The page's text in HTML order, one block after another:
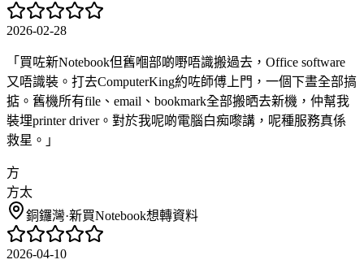
2026-02-28
「 買咗新Notebook但舊嗰部啲嘢唔識搬過去，Office software
又唔識裝。打去ComputerKing約咗師傅上門，一個下晝全部搞
掂。舊機所有file、email、bookmark全部搬晒去新機，仲幫我
裝埋printer driver。對於我呢啲電腦白痴嚟講，呢種服務真係
救星。 」
方
方太
銅鑼灣·新買Notebook想轉資料
2026-04-10